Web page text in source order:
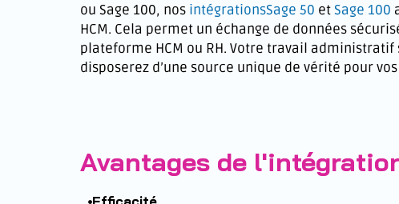
ou Sage 100, nos intégrationsSage 50 etSage 100
HCM. Cela permet un échange de données
plateforme HCM ou RH. Votre travail
disposerez d’une source unique de vérité pour
Avantages de